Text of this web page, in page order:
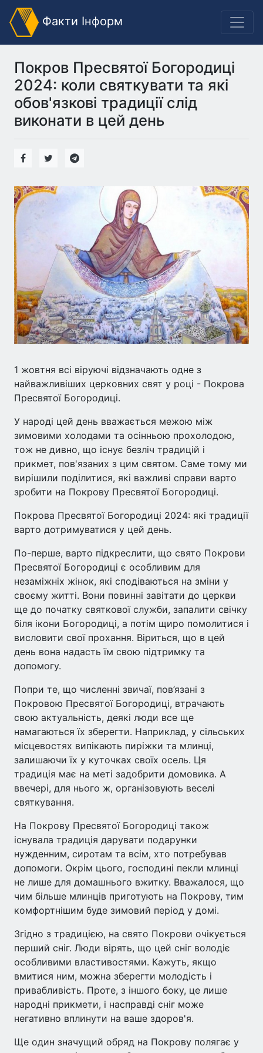
Факти Інформ
Покров Пресвятої Богородиці
2024: коли святкувати та які
обов'язкові традиції слід
виконати в цей день
1 жовтня всі віруючі відзначають одне з
найважливіших церковних свят у році - Покрова
Пресвятої Богородиці.
У народі цей день вважається межою між
зимовими холодами та осінньою прохолодою,
тож не дивно, що існує безліч традицій і
прикмет, пов'язаних з цим святом. Саме тому ми
вирішили поділитися, які важливі справи варто
зробити на Покрову Пресвятої Богородиці.
Покрова Пресвятої Богородиці 2024: які традиції
варто дотримуватися у цей день.
По-перше, варто підкреслити, що свято Покрови
Пресвятої Богородиці є особливим для
незаміжніх жінок, які сподіваються на зміни у
своєму житті. Вони повинні завітати до церкви
ще до початку святкової служби, запалити свічку
біля ікони Богородиці, а потім щиро помолитися і
висловити свої прохання. Віриться, що в цей
день вона надасть їм свою підтримку та
допомогу.
Попри те, що численні звичаї, пов’язані з
Покровою Пресвятої Богородиці, втрачають
свою актуальність, деякі люди все ще
намагаються їх зберегти. Наприклад, у сільських
місцевостях випікають пиріжки та млинці,
залишаючи їх у куточках своїх осель. Ця
традиція має на меті задобрити домовика. А
ввечері, для нього ж, організовують веселі
святкування.
На Покрову Пресвятої Богородиці також
існувала традиція дарувати подарунки
нужденним, сиротам та всім, хто потребував
допомоги. Окрім цього, господині пекли млинці
не лише для домашнього вжитку. Вважалося, що
чим більше млинців приготують на Покрову, тим
комфортнішим буде зимовий період у домі.
Згідно з традицією, на свято Покрови очікується
перший сніг. Люди вірять, що цей сніг володіє
особливими властивостями. Кажуть, якщо
вмитися ним, можна зберегти молодість і
привабливість. Проте, з іншого боку, це лише
народні прикмети, і насправді сніг може
негативно вплинути на ваше здоров'я.
Ще один значущий обряд на Покрову полягає у